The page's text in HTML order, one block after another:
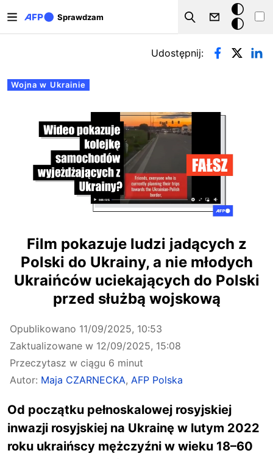
Sprawdzam
Szukaj
Tryb
ciemny
Zakładki podstawowe
Wojna w Ukrainie
Udostępnij:
Film pokazuje ludzi jadących z
Polski do Ukrainy, a nie młodych
Ukraińców uciekających do Polski
przed służbą wojskową
Opublikowano 11/09/2025, 10:53
Zaktualizowane w 12/09/2025, 15:08
Przeczytasz w ciągu 6 minut
Autor: Maja CZARNECKA, AFP Polska
Od początku pełnoskalowej rosyjskiej
inwazji rosyjskiej na Ukrainę w lutym 2022
roku ukraińscy mężczyźni w wieku 18–60